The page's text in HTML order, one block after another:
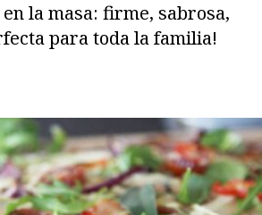
la masa: firme, sabrosa,
para toda la familia!